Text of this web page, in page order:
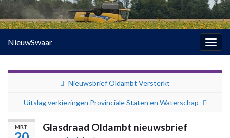
NieuwSwaar
Nieuwsbrief Oldambt Versterkt
Uitslag verkiezingen Provinciale Staten en Waterschap
MRT Glasdraad Oldambt nieuwsbrief